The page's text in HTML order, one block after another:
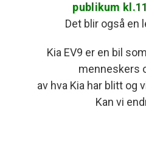
publikum
Det blir også en
Kia EV9 er en bil
menneskers
av hva Kia har blitt og
Kan vi